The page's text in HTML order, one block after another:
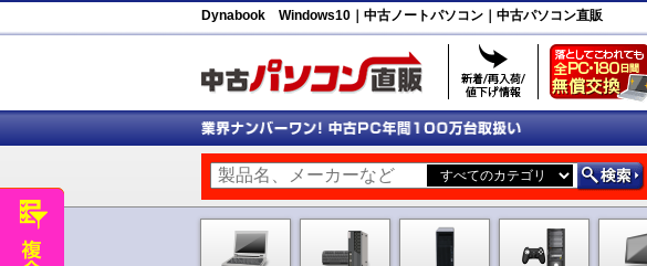
Dynabook Windows10｜中古ノートパソコン｜中古パソコン直販